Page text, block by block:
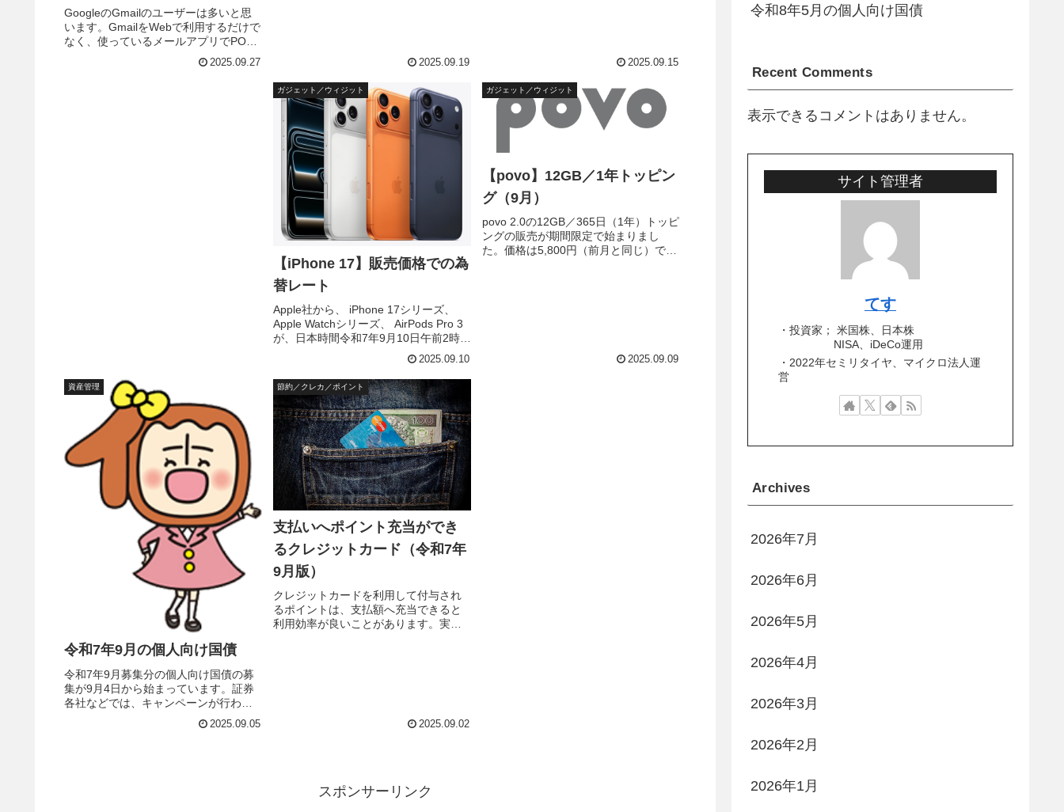
GoogleのGmailのユーザーは多いと思
います。GmailをWebで利用するだけで
なく、使っているメールアプリでPOP3
やIMAPを利用している人もいます。ま
た、Googleアカウントを複数利用し、
2025.09.27 2025.09.19 2025.09.15
ガジェット／ウィジット
【iPhone 17】販売価格での為
替レート
Apple社から、 iPhone 17シリーズ、
Apple Watchシリーズ、 AirPods Pro 3
が、日本時間令和7年9月10日午前2時か
ら発表されました。製品スペックや使
用感などは、実際に使ってからしかわ
からないので別記事に譲る...
2025.09.10
ガジェット／ウィジット
【povo】12GB／1年トッピン
グ（9月）
povo 2.0の12GB／365日（1年）トッピ
ングの販売が期間限定で始まりまし
た。価格は5,800円（前月と同じ）で、
2025.09.09
資産管理
令和7年9月の個人向け国債
令和7年9月募集分の個人向け国債の募
集が9月4日から始まっています。証券
各社などでは、キャンペーンが行われ
ていますので、内容を比較してまとめ
ました。個人向け国債募集内容（令和7
2025.09.05
節約／クレカ／ポイント
支払いへポイント充当ができ
るクレジットカード（令和7年
9月版）
クレジットカードを利用して付与され
るポイントは、支払額へ充当できると
利用効率が良いことがあります。実際
2025.09.02
スポンサーリンク
令和8年5月の個人向け国債
Recent Comments
表示できるコメントはありません。
サイト管理者
てす
・投資家； 米国株、日本株
NISA、iDeCo運用
・2022年セミリタイヤ、マイクロ法人運
営
Archives
2026年7月
2026年6月
2026年5月
2026年4月
2026年3月
2026年2月
2026年1月